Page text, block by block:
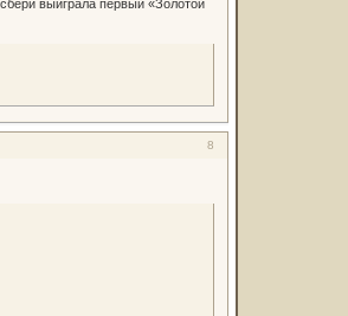
выиграла первый «Золотой
8